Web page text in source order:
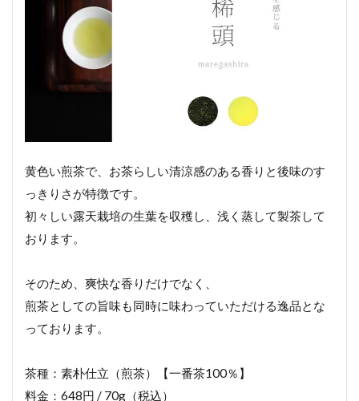
黄色い煎茶で、お茶らしい清涼感のある香りと後味のす
っきりさが特徴です。
初々しい露天栽培の生葉を収穫し、浅く蒸して製茶して
おります。
そのため、爽快な香りだけでなく、
煎茶としての旨味も同時に味わっていただける逸品とな
っております。
茶種：素朴仕立（煎茶）【一番茶100％】
料金：648円 / 70g（税込）